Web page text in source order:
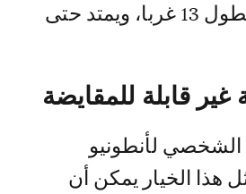
23 شمالا وخط الطول 13 غربا، ويمتد حتى
غير قابلة للمقايضة
الشخصي لأنطونيو
هذا الخيار يمكن أن